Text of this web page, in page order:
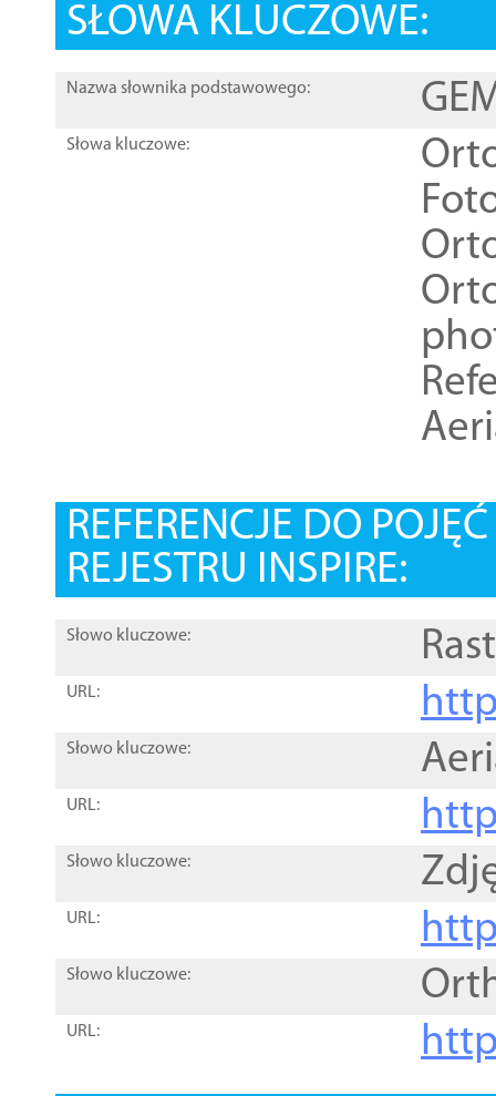
SŁOWA KLUCZOWE:
Nazwa słownika podstawowego:
Słowa kluczowe:
REFERENCJE DO
REJESTRU INSPIRE:
Słowo kluczowe:
URL:
Słowo kluczowe:
URL:
Słowo kluczowe:
URL:
Słowo kluczowe:
URL: